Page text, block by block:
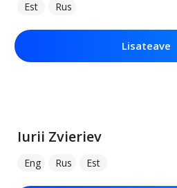
Est Rus
Lisateave
Iurii Zvieriev
Eng Rus Est